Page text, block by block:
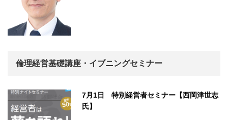
倫理経営基礎講座・イブニングセミナー
7月1日 特別経営者セミナー【西岡津世志
氏】